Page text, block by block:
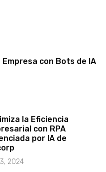
con Bots de IA
la Eficiencia
con RPA
por IA de
2024